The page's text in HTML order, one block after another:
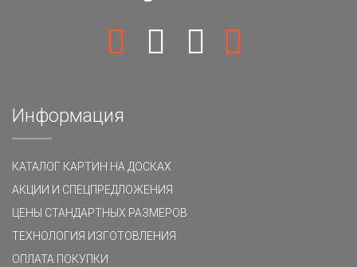
Информация
КАТАЛОГ КАРТИН НА ДОСКАХ
АКЦИИ И СПЕЦПРЕДЛОЖЕНИЯ
ЦЕНЫ СТАНДАРТНЫХ РАЗМЕРОВ
ТЕХНОЛОГИЯ ИЗГОТОВЛЕНИЯ
ОПЛАТА ПОКУПКИ